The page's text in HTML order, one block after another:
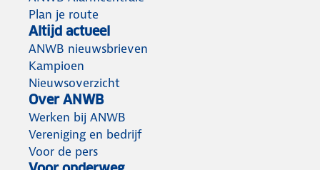
Plan je route
Altijd actueel
ANWB nieuwsbrieven
Kampioen
Nieuwsoverzicht
Over ANWB
Werken bij ANWB
Vereniging en bedrijf
Voor de pers